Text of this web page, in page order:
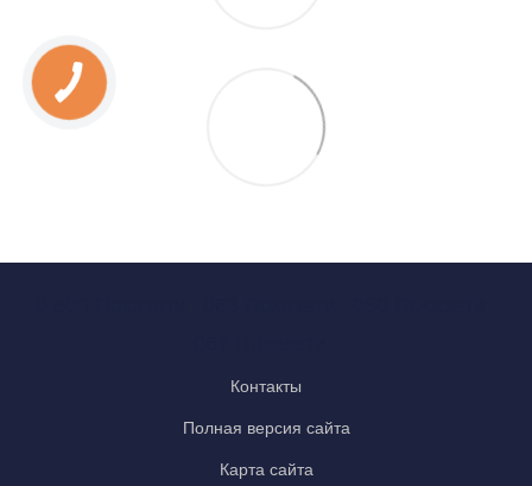
Контакты
Полная версия сайта
Карта сайта